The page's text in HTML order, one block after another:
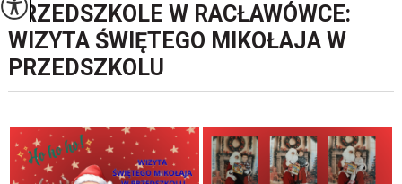
PRZEDSZKOLE W RACŁAWÓWCE:
WIZYTA ŚWIĘTEGO MIKOŁAJA W
PRZEDSZKOLU